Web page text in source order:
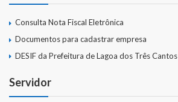
Consulta Nota Fiscal Eletrônica
Documentos para cadastrar empresa
DESIF da Prefeitura de Lagoa dos Três Cantos
Servidor